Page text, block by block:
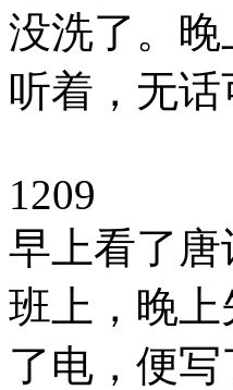
没洗了。
听着，无话
1209
早上看了
班上，晚
了电，便